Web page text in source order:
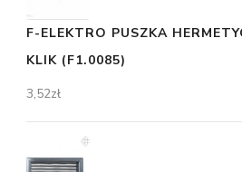
F-ELEKTRO PUSZKA
KLIK (F1.0085)
3,52zł